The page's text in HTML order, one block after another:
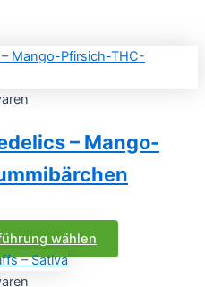
– Mango-
wählen
Produkt